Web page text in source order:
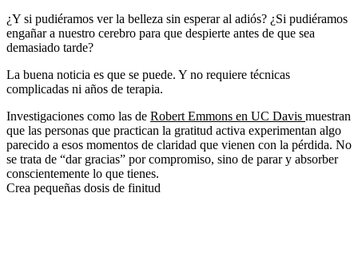
¿Y si pudiéramos ver la belleza sin esperar al adiós? ¿Si pudiéramos
engañar a nuestro cerebro para que despierte antes de que sea
demasiado tarde?
La buena noticia es que se puede. Y no requiere técnicas
complicadas ni años de terapia.
Investigaciones como las de Robert Emmons en UC Davis muestran
que las personas que practican la gratitud activa experimentan algo
parecido a esos momentos de claridad que vienen con la pérdida. No
se trata de “dar gracias” por compromiso, sino de parar y absorber
conscientemente lo que tienes.
Crea pequeñas dosis de finitud